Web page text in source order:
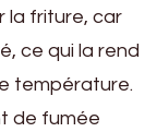
la friture, car
ce qui la rend
température.
de fumée